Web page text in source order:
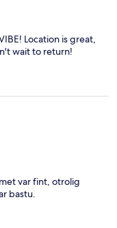
Location is great,
wait to return!
var fint, otrolig
bastu.